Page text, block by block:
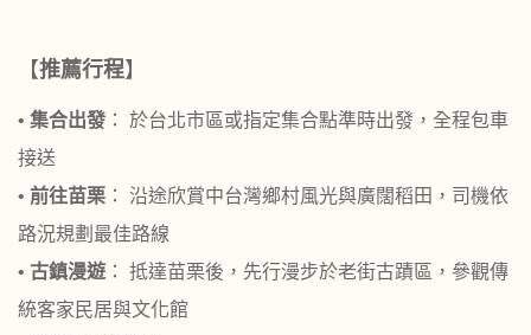
【推薦行程】
• 集合出發 ： 於台北市區或指定集合點準時出發，全程包車
接送
• 前往苗栗 ： 沿途欣賞中台灣鄉村風光與廣闊稻田，司機依
路況規劃最佳路線
• 古鎮漫遊 ： 抵達苗栗後，先行漫步於老街古蹟區，參觀傳
統客家民居與文化館